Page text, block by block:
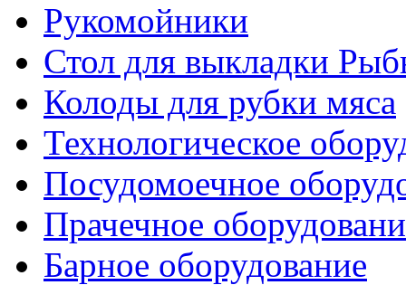
Рукомойники
Стол для выкладки
Колоды для рубки мяса
Технологическое
Посудомоечное
Прачечное
Барное оборудование